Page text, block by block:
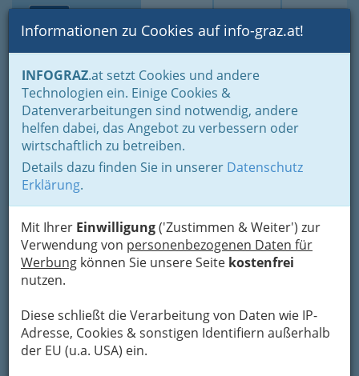
Suche Login Toggle
Informationen zu Cookies auf info-graz.at!
INFOGRAZ.at setzt Cookies und andere
Technologien ein. Einige Cookies &
Datenverarbeitungen sind notwendig, andere
helfen dabei, das Angebot zu verbessern oder
wirtschaftlich zu betreiben.
Details dazu finden Sie in unserer Datenschutz
Erklärung.
Mit Ihrer Einwilligung('Zustimmen & Weiter') zur
Verwendung von personenbezogenen Daten für
Werbung können Sie unsere Seite kostenfrei
nutzen.
Diese schließt die Verarbeitung von Daten wie IP-
Adresse, Cookies & sonstigen Identifiern außerhalb
der EU (u.a. USA) ein.
Home Branchen
Gewerbe, Handwerk, Banken
Gewerbe & Handwerk, Gliederung der WKO
Landesinnung der Konditoren und Zuckerbäcker
Kuchenbäcker
Lust auf einen köstlichen und guten Kuchen? Kein Problem,
haben wir hier für Sie übersichtlich aufgelistet!
Bezirksauswahl
1
Franz Deutsch
Radetzkystraße 11, 8010 Graz